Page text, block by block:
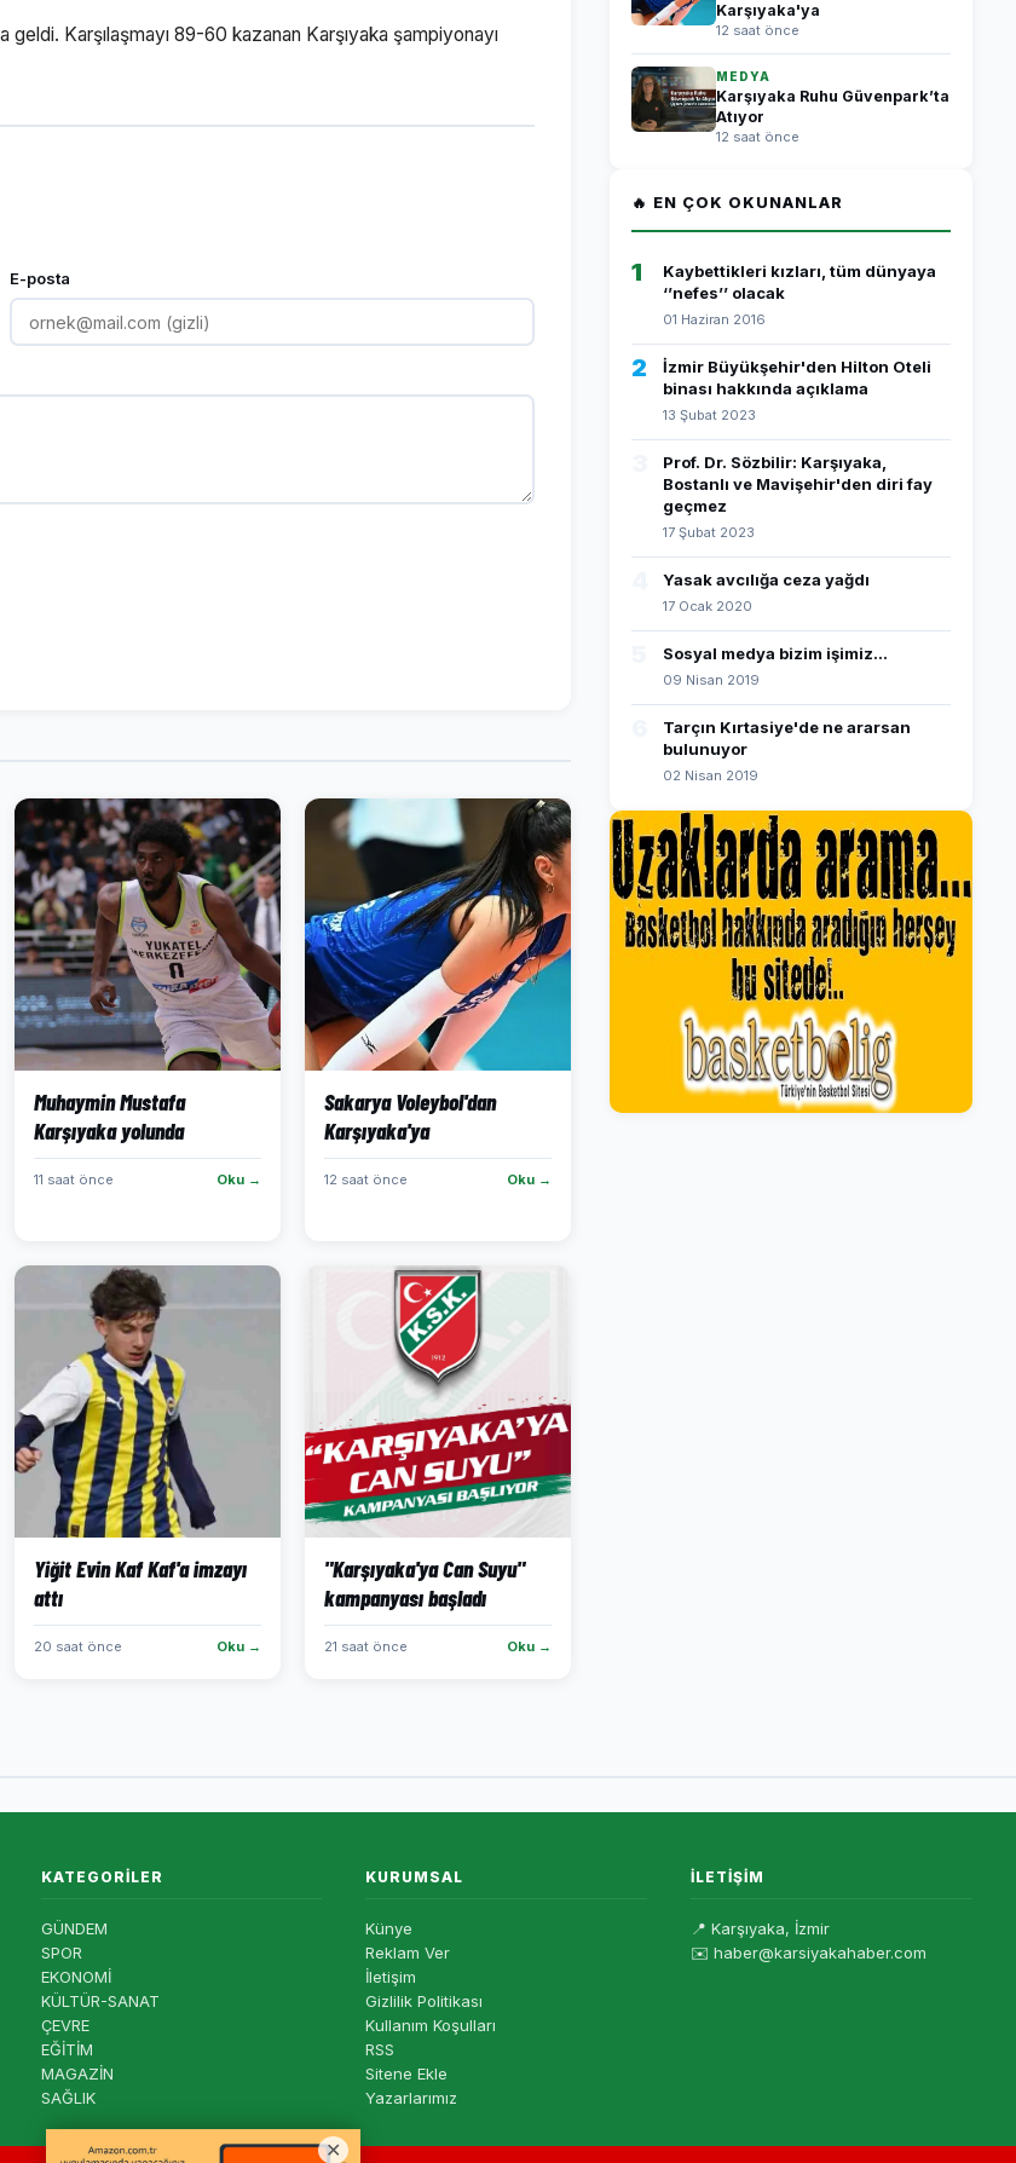
geldi. Karşılaşmayı 89-60 kazanan Karşıyaka şampiyonayı
E-posta
Muhaymin Mustafa
Karşıyaka yolunda
11 saat önce Oku →
Sakarya Voleybol'dan
Karşıyaka'ya
12 saat önce Oku →
Yiğit Evin Kaf Kaf'a imzayı
attı
20 saat önce Oku →
"Karşıyaka'ya Can Suyu"
kampanyası başladı
21 saat önce Oku →
Karşıyaka'ya
12 saat önce
MEDYA
Karşıyaka Ruhu Güvenpark’ta
Atıyor
12 saat önce
🔥 EN ÇOK OKUNANLAR
1
Kaybettikleri kızları, tüm dünyaya
‘’nefes’’ olacak
01 Haziran 2016
2
İzmir Büyükşehir'den Hilton Oteli
binası hakkında açıklama
13 Şubat 2023
Prof. Dr. Sözbilir: Karşıyaka,
Bostanlı ve Mavişehir'den diri fay
geçmez
17 Şubat 2023
Yasak avcılığa ceza yağdı
17 Ocak 2020
Sosyal medya bizim işimiz...
09 Nisan 2019
Tarçın Kırtasiye'de ne ararsan
bulunuyor
02 Nisan 2019
KATEGORILER
GÜNDEM
SPOR
EKONOMİ
KÜLTÜR-SANAT
ÇEVRE
EĞİTİM
MAGAZİN
SAĞLIK
KURUMSAL
Künye
Reklam Ver
İletişim
Gizlilik Politikası
Kullanım Koşulları
RSS
Sitene Ekle
Yazarlarımız
İLETIŞIM
📍 Karşıyaka, İzmir
✉️ haber@karsiyakahaber.com